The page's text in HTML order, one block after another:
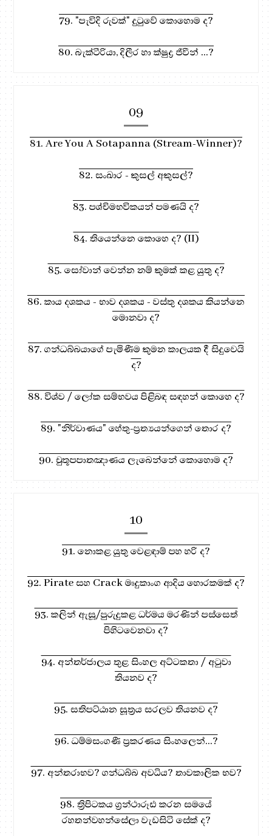
79. "පැවිදි රුවක්" දුටුවේ කොහොම ද?
80. බැක්ටීරියා, දිලීර හා ක්ෂුද්‍ර ජිවීන් ...?
09
81. Are You A Sotapanna (Stream-Winner)?
82. සංඛාර - කුසල් අකුසල්?
83. පශ්චිමභවිකයන් පමණයි ද?
84. තියෙන්නෙ කොහෙ ද? (II)
85. සෝවාන් වෙන්න නම් කුමක් කළ යුතු ද?
86. කාය දශකය - භාව දශකය - වස්තු දශකය කියන්නෙ
මොනවා ද?
87. ගන්ධබ්බයාගේ පැමිණීම කුමන කාලයක දී සිදුවෙයි
ද?
88. විශ්ව / ලෝක සම්භවය පිළිබඳ සඳහන් කොහෙ ද?
89. "නිර්වාණය" හේතු-ප්‍රත්‍යයන්ගෙන් තොර ද?
90. චුතූපපාතඤාණය ලැබෙන්නේ කොහොම ද?
10
91. නොකළ යුතු වෙළඳාම් පහ හරි ද?
92. Pirate සහ Crack මෘදුකාංග ආදිය හොරකමක් ද?
93. කලින් ඇසූ/පුරුදුකළ ධර්මය මරණින් පස්සෙත්
පිහිටවෙනවා ද?
94. අන්තර්ජාලය තුළ සිංහල අට්ටකතා / අටුවා
තියනව ද?
95. සතිපට්ඨාන සූත්‍රය සරලව තියනව ද?
96. ධම්මසංගණී ප්‍රකරණය සිංහලෙන්...?
97. අන්තරාභව? ගන්ධබ්බ අවධිය? තාවකාලික භව?
98. ත්‍රිපිටකය ග්‍රන්ථාරූඪ කරන සමයේ
රහතන්වහන්සේලා වැඩසිටි සේක් ද?